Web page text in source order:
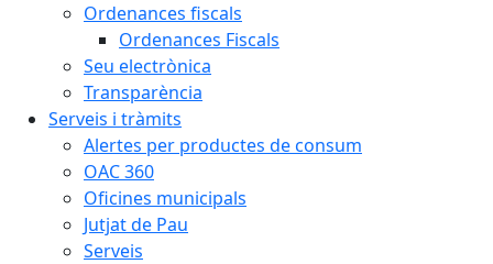
Ordenances fiscals
Ordenances Fiscals
Seu electrònica
Transparència
Serveis i tràmits
Alertes per productes de consum
OAC 360
Oficines municipals
Jutjat de Pau
Serveis